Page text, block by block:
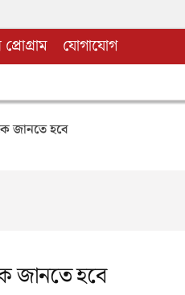
যোগাযোগ
জানতে হবে
জানতে হবে